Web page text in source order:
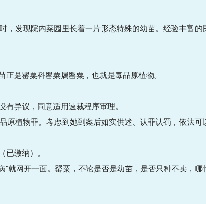
发现院内菜园里长着一片形态特殊的幼苗。经验丰富的
是罂粟科罂粟属罂粟，也就是毒品原植物。
异议，同意适用速裁程序审理。
植物罪。考虑到她到案后如实供述、认罪认罚，依法可
已缴纳）。
就网开一面。罂粟，不论是否是幼苗，是否只种不卖，哪